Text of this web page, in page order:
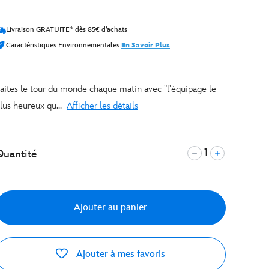
Livraison GRATUITE* dès 85€ d’achats
Caractéristiques Environnementales En Savoir Plus
le tour du monde chaque matin avec "l'équipage le
heureux qu... Afficher les détails
Ajouter au panier
Ajouter à mes favoris